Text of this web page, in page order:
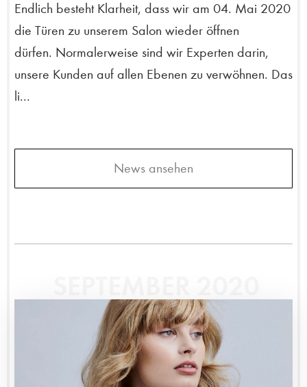
Endlich besteht Klarheit, dass wir am 04. Mai 2020
die Türen zu unserem Salon wieder öffnen
dürfen. Normalerweise sind wir Experten darin,
unsere Kunden auf allen Ebenen zu verwöhnen. Das
li...
News ansehen